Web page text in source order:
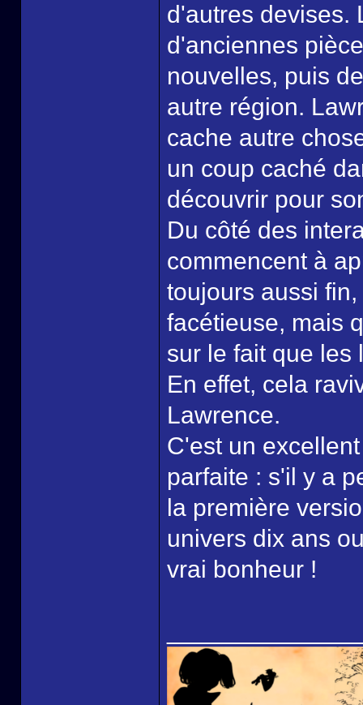
d'autres devises.
d'anciennes
nouvelles, puis
autre région.
cache autre
un coup caché
découvrir pour
Du côté des
commencent à
toujours aussi
facétieuse, mais
sur le fait que les
En effet, cela
Lawrence.
C'est un
parfaite : s'il y a
la première
univers dix ans
vrai bonheur !